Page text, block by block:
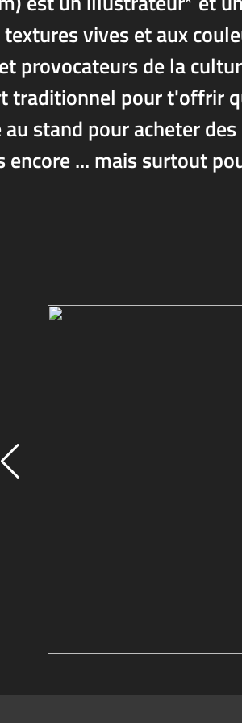
vives et aux
provocateurs de la
traditionnel pour t'offrir
au stand pour acheter
... mais surtout